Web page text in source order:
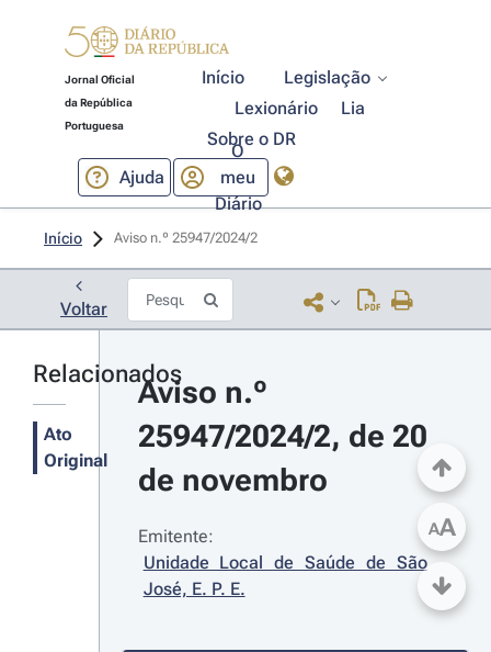
Jornal Oficial
da República
Portuguesa
Início
Legislação
Lexionário
Lia
Sobre o DR
Ajuda
O
meu
Diário
Início Aviso n.º 25947/2024/2
Voltar
Relacionados
Ato
Original
Aviso n.º
25947/2024/2, de 20
de novembro
Emitente:
Unidade Local de Saúde de São
José, E. P. E.
AA